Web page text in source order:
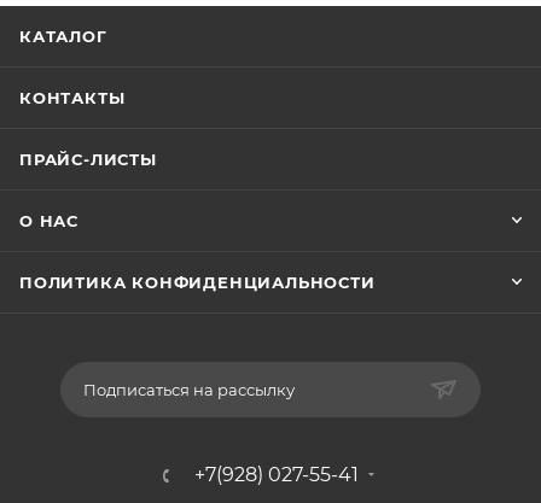
КАТАЛОГ
КОНТАКТЫ
ПРАЙС-ЛИСТЫ
О НАС
ПОЛИТИКА КОНФИДЕНЦИАЛЬНОСТИ
Подписаться на рассылку
+7(928) 027-55-41